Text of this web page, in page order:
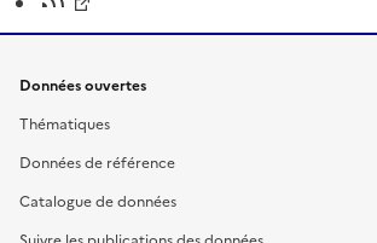
Données ouvertes
Thématiques
Données de référence
Catalogue de données